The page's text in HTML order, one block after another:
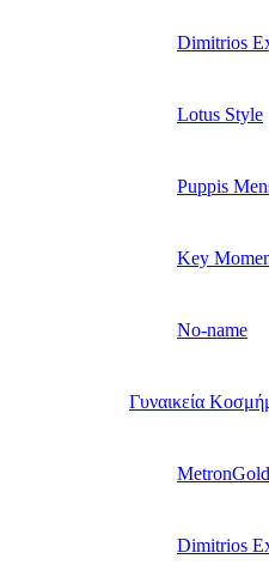
Dimitrios
Lotus Style
Puppis
Key
No-name
Γυναικεία
MetronGold
Dimitrios